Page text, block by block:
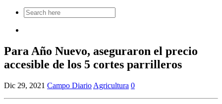
Search
for:
Para Año Nuevo, aseguraron el precio
accesible de los 5 cortes parrilleros
Dic 29, 2021 Campo Diario Agricultura 0